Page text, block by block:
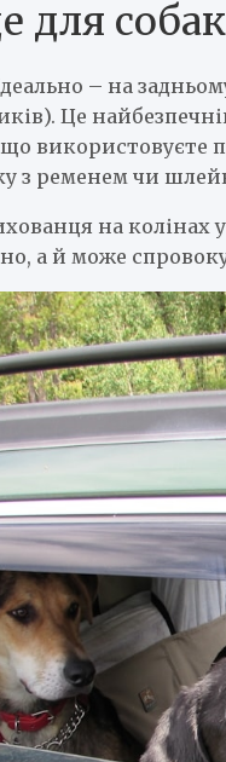
для
– на
Це
використовуєте
з ременем чи
на колінах
а й може